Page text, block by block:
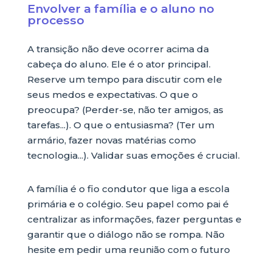
Envolver a família e o aluno no
processo
A transição não deve ocorrer acima da
cabeça do aluno. Ele é o ator principal.
Reserve um tempo para discutir com ele
seus medos e expectativas. O que o
preocupa? (Perder-se, não ter amigos, as
tarefas...). O que o entusiasma? (Ter um
armário, fazer novas matérias como
tecnologia...). Validar suas emoções é crucial.
A família é o fio condutor que liga a escola
primária e o colégio. Seu papel como pai é
centralizar as informações, fazer perguntas e
garantir que o diálogo não se rompa. Não
hesite em pedir uma reunião com o futuro